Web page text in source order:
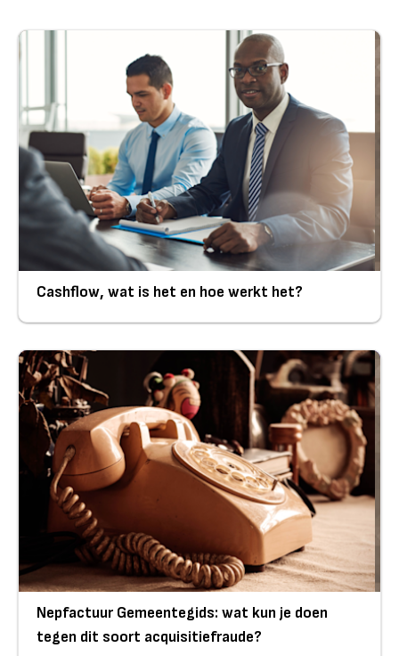
Cashflow, wat is het en hoe werkt het?
Nepfactuur Gemeentegids: wat kun je doen
tegen dit soort acquisitiefraude?